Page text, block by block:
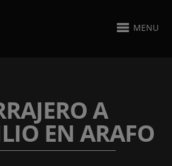
MENU
A
EN ARAFO